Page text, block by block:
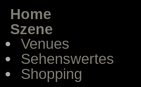
Home
Szene
Venues
Sehenswertes
Shopping